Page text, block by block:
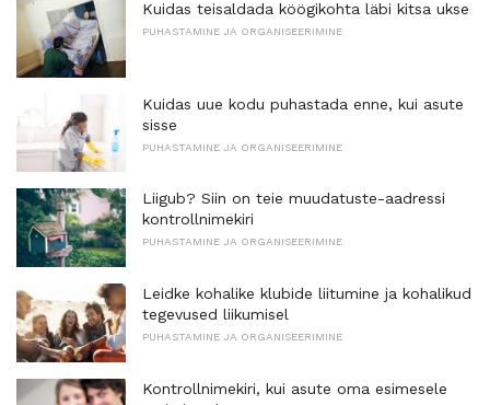
Kuidas teisaldada köögikohta läbi kitsa ukse
PUHASTAMINE JA ORGANISEERIMINE
Kuidas uue kodu puhastada enne, kui asute
sisse
PUHASTAMINE JA ORGANISEERIMINE
Liigub? Siin on teie muudatuste-aadressi
kontrollnimekiri
PUHASTAMINE JA ORGANISEERIMINE
Leidke kohalike klubide liitumine ja kohalikud
tegevused liikumisel
PUHASTAMINE JA ORGANISEERIMINE
Kontrollnimekiri, kui asute oma esimesele